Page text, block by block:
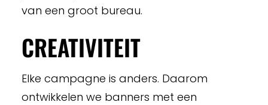
van een groot bureau.
CREATIVITEIT
Elke campagne is anders. Daarom
ontwikkelen we banners met een